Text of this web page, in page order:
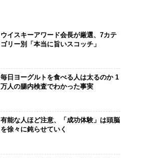
ウイスキーアワード会長が厳選、7カテ
ゴリー別「本当に旨いスコッチ」
毎日ヨーグルトを食べる人は太るのか 1
万人の腸内検査でわかった事実
有能な人ほど注意、「成功体験」は頭脳
を徐々に鈍らせていく